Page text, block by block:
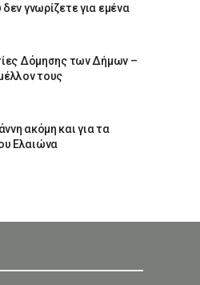
γνωρίζετε για εμένα
Δόμησης των Δήμων –
τους
ακόμη και για τα
Ελαιώνα